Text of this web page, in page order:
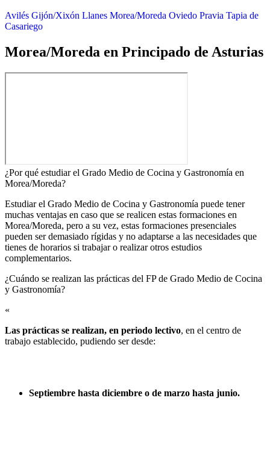
Avilés Gijón/Xixón Llanes Morea/Moreda Oviedo Pravia Tapia de
Casariego
Morea/Moreda en Principado de Asturias
¿Por qué estudiar el Grado Medio de Cocina y Gastronomía en
Morea/Moreda?
Estudiar el Grado Medio de Cocina y Gastronomía puede tener
muchas ventajas en caso que se realicen estas formaciones en
Morea/Moreda, pero a su vez, estas formaciones presenciales
pueden ser demasiado rígidas y no adaptarse a las necesidades que
tienes de horarios si trabajar o realizar otros estudios
complementarios.
¿Cuándo se realizan las prácticas del FP de Grado Medio de Cocina
y Gastronomía?​
«
Las prácticas se realizan, en periodo lectivo, en el centro de
trabajo establecido, pudiendo ser desde:
Septiembre hasta diciembre o de marzo hasta junio.